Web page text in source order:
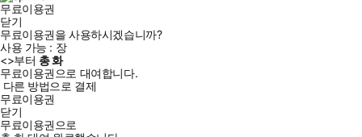
무료이용권
닫기
무료이용권을 사용하시겠습니까?
사용 가능 : 장
<>부터 총화
무료이용권으로 대여합니다.
다른 방법으로 결제
무료이용권
닫기
무료이용권으로